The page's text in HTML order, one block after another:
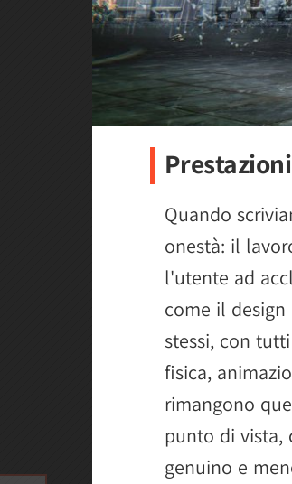
Quando
onestà: il
l'utente ad
come il
stessi, con
fisica,
rimangono
punto di vista,
genuino e